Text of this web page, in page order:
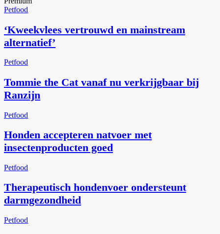
Petfood
‘Kweekvlees vertrouwd en mainstream
alternatief’
Petfood
Tommie the Cat vanaf nu verkrijgbaar bij
Ranzijn
Petfood
Honden accepteren natvoer met
insectenproducten goed
Petfood
Therapeutisch hondenvoer ondersteunt
darmgezondheid
Petfood